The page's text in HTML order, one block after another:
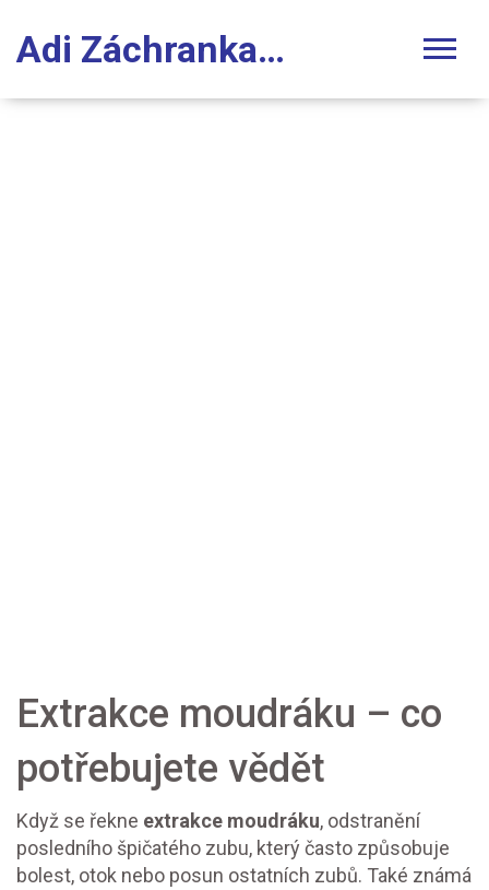
Adi Záchranka Stomatologie
Extrakce moudráku – co
potřebujete vědět
Když se řekne extrakce moudráku, odstranění
posledního špičatého zubu, který často způsobuje
bolest, otok nebo posun ostatních zubů. Také známá